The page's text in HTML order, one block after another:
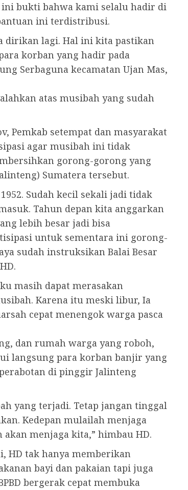
bukti bahwa kami selalu hadir di
ini terdistribusi.
dirikan lagi. Hal ini kita pastikan
korban yang hadir pada
Serbaguna kecamatan Ujan Mas,
atas musibah yang sudah
Pemkab setempat dan masyarakat
agar musibah ini tidak
gorong-gorong yang
Sumatera tersebut.
Sudah kecil sekali jadi tidak
Tahun depan kita anggarkan
lebih besar jadi bisa
untuk sementara ini gorong-
sudah instruksikan Balai Besar
masih dapat merasakan
Karena itu meski libur, Ia
cepat menengok warga pasca
dan rumah warga yang roboh,
langsung para korban banjir yang
di pinggir Jalinteng
yang terjadi. Tetap jangan tinggal
Kedepan mulailah menjaga
menjaga kita,” himbau HD.
HD tak hanya memberikan
bayi dan pakaian tapi juga
bergerak cepat membuka